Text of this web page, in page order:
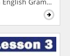
Grammar